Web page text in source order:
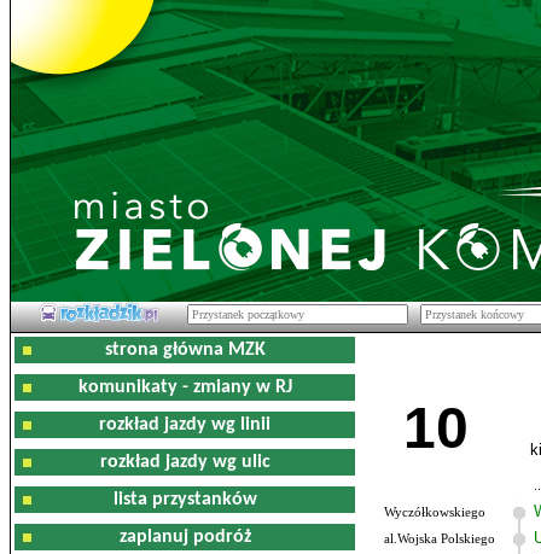
strona główna MZK
komunikaty - zmiany w RJ
rozkład jazdy wg linii
rozkład jazdy wg ulic
lista przystanków
zaplanuj podróż
10
Wyczółkowskiego
al.Wojska Polskiego